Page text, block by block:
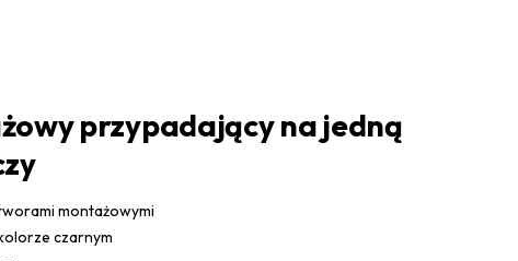
przypadający na jedną
montażowymi
czarnym